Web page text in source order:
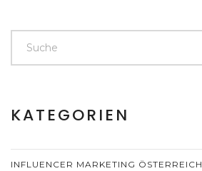
KATEGORIEN
INFLUENCER MARKETING ÖSTERREICH